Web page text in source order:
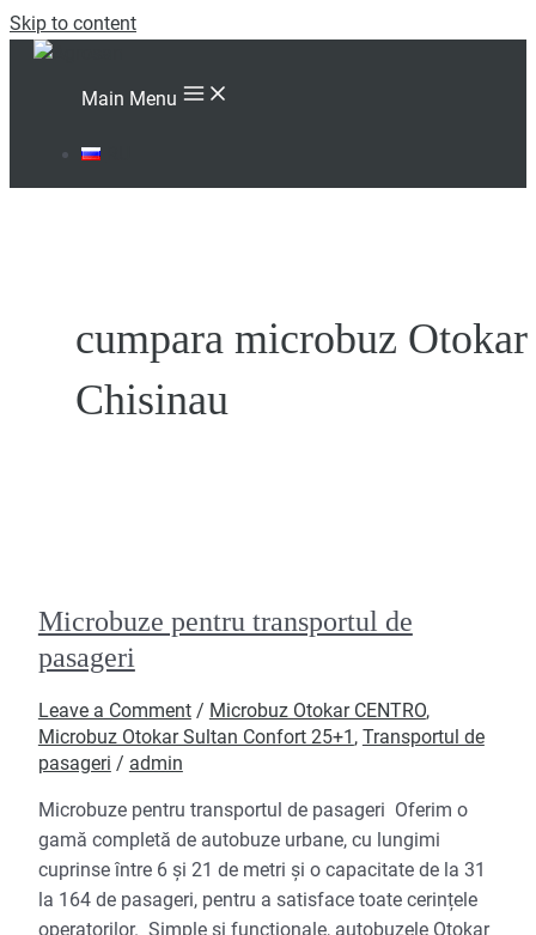
Skip to content
Main Menu
cumpara microbuz
Chisinau
Microbuze pentru transportul de
pasageri
Leave a Comment / Microbuz Otokar CENTRO,
Microbuz Otokar Sultan Confort 25+1 , Transportul de
pasageri / admin
Microbuze pentru transportul de pasageri Oferim o
gamă completă de autobuze urbane, cu lungimi
cuprinse între 6 și 21 de metri și o capacitate de la 31
la 164 de pasageri, pentru a satisface toate cerințele
operatorilor. Simple și funcționale, autobuzele Otokar